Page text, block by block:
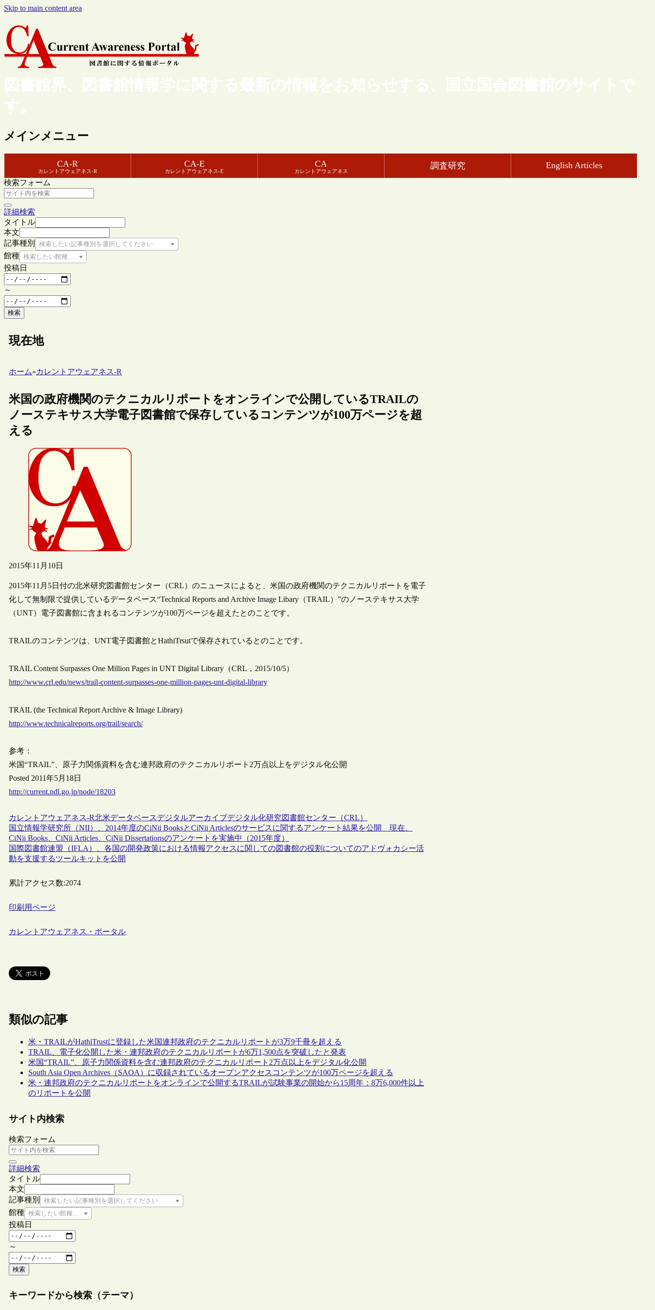
Skip to main content area
図書館界、図書館情報学に関する最新の情報をお知らせする、国立国会図書館のサイトで
す。
メインメニュー
CA-R
カレントアウェアネス-R
CA-E
カレントアウェアネス-E
CA
カレントアウェアネス
調査研究 English Articles
検索フォーム
詳細検索
タイトル
本文
記事種別
検索したい記事種別を選択してください
館種 検索したい館種を選択してください
投稿日
～
検索
現在地
ホーム»カレントアウェアネス-R
米国の政府機関のテクニカルリポートをオンラインで公開しているTRAILの
ノーステキサス大学電子図書館で保存しているコンテンツが100万ページを超
える
2015年11月10日
2015年11月5日付の北米研究図書館センター（CRL）のニュースによると、米国の政府機関のテクニカルリポートを電子
化して無制限で提供しているデータベース“Technical Reports and Archive Image Libary（TRAIL）”のノーステキサス大学
（UNT）電子図書館に含まれるコンテンツが100万ページを超えたとのことです。
TRAILのコンテンツは、UNT電子図書館とHathiTrsutで保存されているとのことです。
TRAIL Content Surpasses One Million Pages in UNT Digital Library（CRL，2015/10/5）
http://www.crl.edu/news/trail-content-surpasses-one-million-pages-unt-digital-library
TRAIL (the Technical Report Archive & Image Library)
http://www.technicalreports.org/trail/search/
参考：
米国“TRAIL”、原子力関係資料を含む連邦政府のテクニカルリポート2万点以上をデジタル化公開
Posted 2011年5月18日
http://current.ndl.go.jp/node/18203
カレントアウェアネス-R北米データベースデジタルアーカイブデジタル化研究図書館センター（CRL）
国立情報学研究所（NII）、2014年度のCiNii BooksとCiNii Articlesのサービスに関するアンケート結果を公開 現在、
CiNii Books、CiNii Articles、CiNii Dissertationsのアンケートを実施中（2015年度）
国際図書館連盟（IFLA）、各国の開発政策における情報アクセスに関しての図書館の役割についてのアドヴォカシー活
動を支援するツールキットを公開
累計アクセス数:2074
印刷用ページ
カレントアウェアネス・ポータル
類似の記事
米・TRAILがHathiTrustに登録した米国連邦政府のテクニカルリポートが3万9千冊を超える
TRAIL、電子化公開した米・連邦政府のテクニカルリポートが6万1,500点を突破したと発表
米国“TRAIL”、原子力関係資料を含む連邦政府のテクニカルリポート2万点以上をデジタル化公開
South Asia Open Archives（SAOA）に収録されているオープンアクセスコンテンツが100万ページを超える
米・連邦政府のテクニカルリポートをオンラインで公開するTRAILが試験事業の開始から15周年：8万6,000件以上
のリポートを公開
サイト内検索
検索フォーム
詳細検索
タイトル
本文
記事種別
検索したい記事種別を選択してください
館種 検索したい館種を選択してください
投稿日
～
検索
キーワードから検索（テーマ）